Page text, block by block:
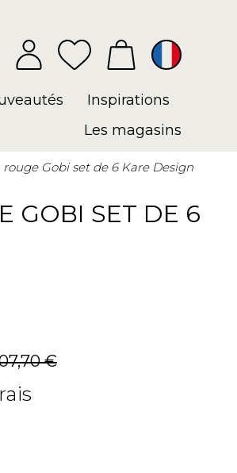
Inspirations
Les magasins
rouge Gobi set de 6 Kare Design
GOBI SET DE 6
€